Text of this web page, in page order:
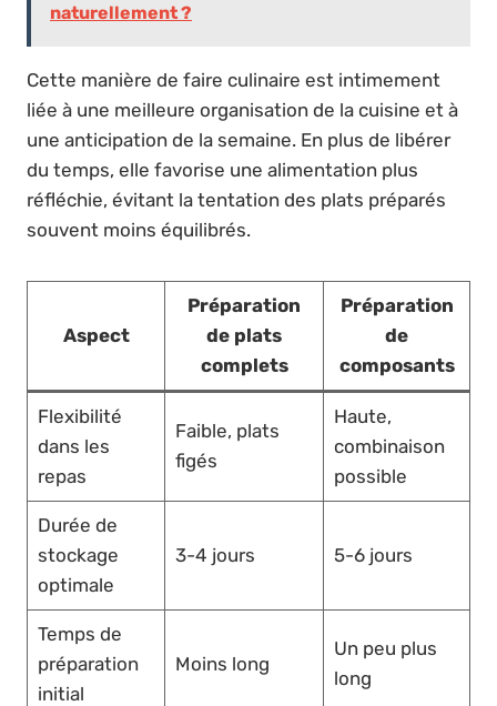
naturellement ?
Cette manière de faire culinaire est intimement
liée à une meilleure organisation de la cuisine et à
une anticipation de la semaine. En plus de libérer
du temps, elle favorise une alimentation plus
réfléchie, évitant la tentation des plats préparés
souvent moins équilibrés.
Aspect
Préparation
de plats
complets
Préparation
de
composants
Flexibilité
dans les
repas
Faible, plats
figés
Haute,
combinaison
possible
Durée de
stockage
optimale
3-4 jours 5-6 jours
Temps de
préparation
initial
Moins long
Un peu plus
long